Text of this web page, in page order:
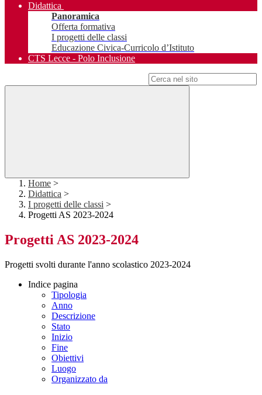
Didattica
Panoramica
Offerta formativa
I progetti delle classi
Educazione Civica-Curricolo d’Istituto
CTS Lecce - Polo Inclusione
Home >
Didattica >
I progetti delle classi >
Progetti AS 2023-2024
Progetti AS 2023-2024
Progetti svolti durante l'anno scolastico 2023-2024
Indice pagina
Tipologia
Anno
Descrizione
Stato
Inizio
Fine
Obiettivi
Luogo
Organizzato da